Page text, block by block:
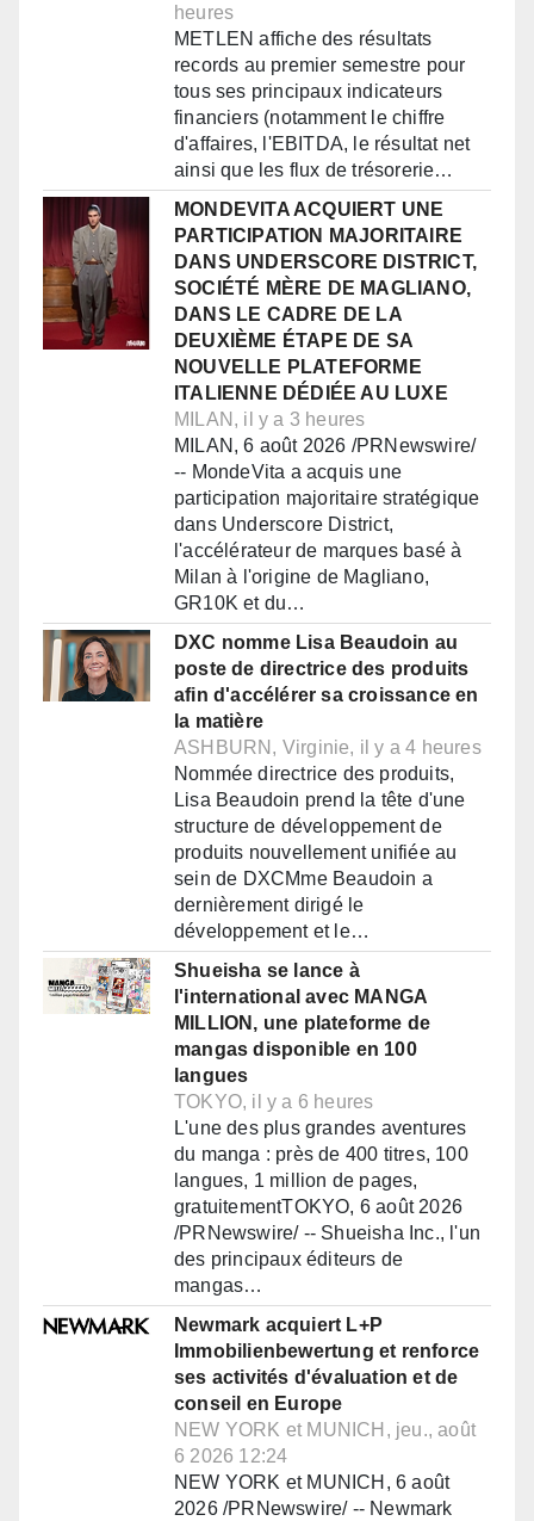
heures
METLEN affiche des résultats
records au premier semestre pour
tous ses principaux indicateurs
financiers (notamment le chiffre
d'affaires, l'EBITDA, le résultat net
ainsi que les flux de trésorerie…
MONDEVITA ACQUIERT UNE
PARTICIPATION MAJORITAIRE
DANS UNDERSCORE DISTRICT,
SOCIÉTÉ MÈRE DE MAGLIANO,
DANS LE CADRE DE LA
DEUXIÈME ÉTAPE DE SA
NOUVELLE PLATEFORME
ITALIENNE DÉDIÉE AU LUXE
MILAN, il y a 3 heures
MILAN, 6 août 2026 /PRNewswire/
-- MondeVita a acquis une
participation majoritaire stratégique
dans Underscore District,
l'accélérateur de marques basé à
Milan à l'origine de Magliano,
GR10K et du…
DXC nomme Lisa Beaudoin au
poste de directrice des produits
afin d'accélérer sa croissance en
la matière
ASHBURN, Virginie, il y a 4 heures
Nommée directrice des produits,
Lisa Beaudoin prend la tête d'une
structure de développement de
produits nouvellement unifiée au
sein de DXCMme Beaudoin a
dernièrement dirigé le
développement et le…
Shueisha se lance à
l'international avec MANGA
MILLION, une plateforme de
mangas disponible en 100
langues
TOKYO, il y a 6 heures
L'une des plus grandes aventures
du manga : près de 400 titres, 100
langues, 1 million de pages,
gratuitementTOKYO, 6 août 2026
/PRNewswire/ -- Shueisha Inc., l'un
des principaux éditeurs de
mangas…
Newmark acquiert L+P
Immobilienbewertung et renforce
ses activités d'évaluation et de
conseil en Europe
NEW YORK et MUNICH, jeu., août
6 2026 12:24
NEW YORK et MUNICH, 6 août
2026 /PRNewswire/ -- Newmark